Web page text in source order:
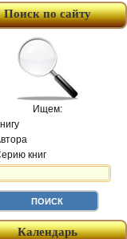
Поиск по сайту
Ищем:
книг
Календарь